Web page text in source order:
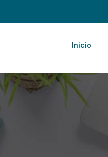
Inicio